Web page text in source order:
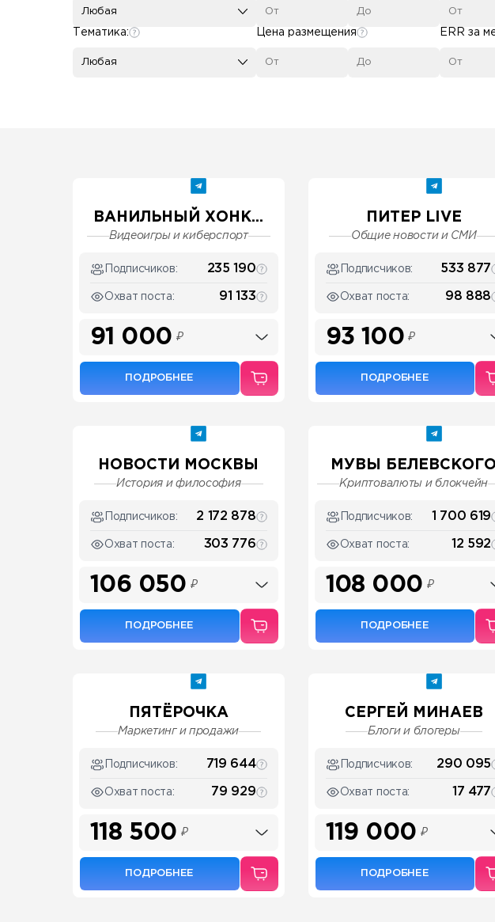
Тематика:
Любая
Любая
Цена размещения ERR за
ВАНИЛЬНЫЙ ХОНК...
Видеоигры и киберспорт
Подписчиков: 235 190
Охват поста: 91 133
91 000 ₽
ПОДРОБНЕЕ
ПИТЕР LIVE
Общие новости и СМИ
Подписчиков: 533 877
Охват поста: 98 888
93 100₽
ПОДРОБНЕЕ
НОВОСТИ МОСКВЫ
История и философия
Подписчиков: 2 172 878
Охват поста: 303 776
106 050 ₽
ПОДРОБНЕЕ
МУВЫ БЕЛЕВСКОГО
Криптовалюты и блокчейн
Подписчиков: 1 700 619
Охват поста: 12 592
108 000 ₽
ПОДРОБНЕЕ
ПЯТЁРОЧКА
Маркетинг и продажи
Подписчиков: 719 644
Охват поста: 79 929
118 500 ₽
ПОДРОБНЕЕ
СЕРГЕЙ МИНАЕВ
Блоги и блогеры
Подписчиков: 290 095
Охват поста: 17 477
119 000 ₽
ПОДРОБНЕЕ